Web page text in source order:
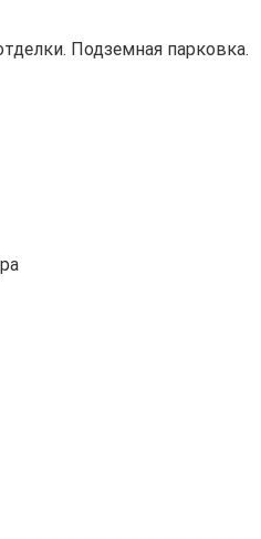
Подземная парковка.